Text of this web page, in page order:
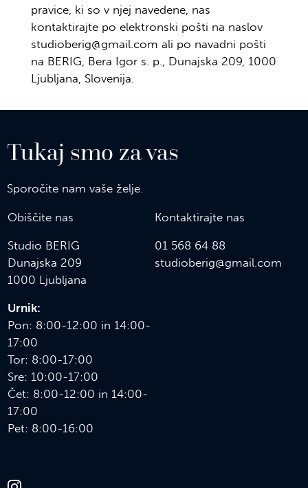
pravice, ki so v njej navedene, nas
kontaktirajte po elektronski pošti na naslov
studioberig@gmail.com ali po navadni pošti
na BERIG, Bera Igor s. p., Dunajska 209, 1000
Ljubljana, Slovenija.
Tukaj smo za vas
Sporočite nam vaše želje.
Obiščite nas
Studio BERIG
Dunajska 209
1000 Ljubljana
Urnik:
Pon: 8:00-12:00 in 14:00-
17:00
Tor: 8:00-17:00
Sre: 10:00-17:00
Čet: 8:00-12:00 in 14:00-
17:00
Pet: 8:00-16:00
Kontaktirajte nas
01 568 64 88
studioberig@gmail.com